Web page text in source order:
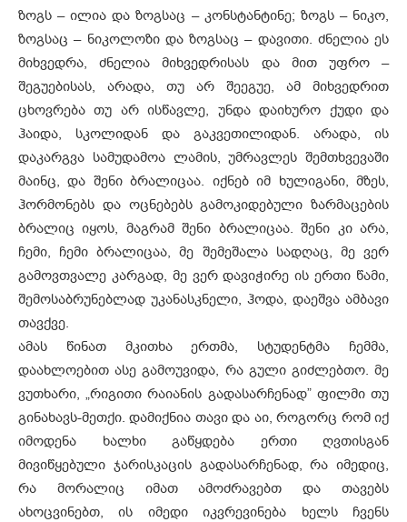
ზოგს – ილია და ზოგსაც – კონსტანტინე; ზოგს – ნიკო,
ზოგსაც – ნიკოლოზი და ზოგსაც – დავითი. ძნელია ეს
მიხვედრა, ძნელია მიხვედრისას და მით უფრო –
შეგუებისას, არადა, თუ არ შეეგუე, ამ მიხვედრით
ცხოვრება თუ არ ისწავლე, უნდა დაიხურო ქუდი და
ჰაიდა, სკოლიდან და გაკვეთილიდან. არადა, ის
დაკარგვა სამუდამოა ლამის, უმრავლეს შემთხვევაში
მაინც, და შენი ბრალიცაა. იქნებ იმ ხულიგანი, მზეს,
ჰორმონებს და ოცნებებს გამოკიდებული ზარმაცების
ბრალიც იყოს, მაგრამ შენი ბრალიცაა. შენი კი არა,
ჩემი, ჩემი ბრალიცაა, მე შემეშალა სადღაც, მე ვერ
გამოვთვალე კარგად, მე ვერ დავიჭირე ის ერთი წამი,
შემოსაბრუნებლად უკანასკნელი, ჰოდა, დაეშვა ამბავი
თავქვე.
ამას წინათ მკითხა ერთმა, სტუდენტმა ჩემმა,
დაახლოებით ასე გამოუვიდა, რა გული გიძლებთო. მე
ვუთხარი, „რიგითი რაიანის გადასარჩენად” ფილმი თუ
გინახავს-მეთქი. დამიქნია თავი და აი, როგორც რომ იქ
იმოდენა ხალხი გაწყდება ერთი ღვთისგან
მივიწყებული ჯარისკაცის გადასარჩენად, რა იმედიც,
რა მორალიც იმათ ამოძრავებთ და თავებს
ახოცვინებთ, ის იმედი იკვრევინება ხელს ჩვენს